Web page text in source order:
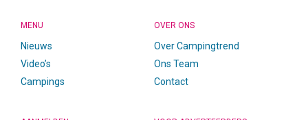
MENU
Nieuws
Video’s
Campings
OVER ONS
Over Campingtrend
Ons Team
Contact